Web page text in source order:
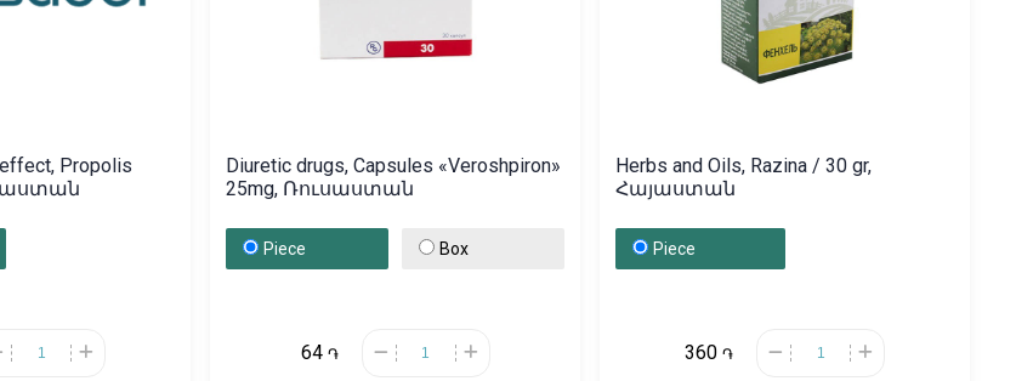
Propolis
Diuretic drugs, Capsules «Veroshpiron»
25mg, Ռուսաստան
Piece Box
64 ֏
Herbs and Oils, Razina / 30 gr,
Հայաստան
Piece
360 ֏